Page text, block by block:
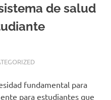
de salud
fundamental para
para estudiantes que